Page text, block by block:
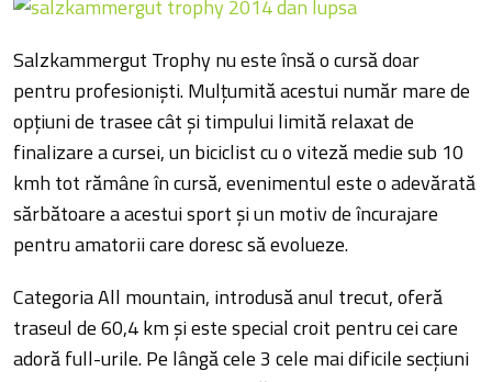
Salzkammergut Trophy nu este însă o cursă doar
pentru profesionişti. Mulţumită acestui număr mare de
opţiuni de trasee cât şi timpului limită relaxat de
finalizare a cursei, un biciclist cu o viteză medie sub 10
kmh tot rămâne în cursă, evenimentul este o adevărată
sărbătoare a acestui sport şi un motiv de încurajare
pentru amatorii care doresc să evolueze.
Categoria All mountain, introdusă anul trecut, oferă
traseul de 60,4 km şi este special croit pentru cei care
adoră full-urile. Pe lângă cele 3 cele mai dificile secţiuni